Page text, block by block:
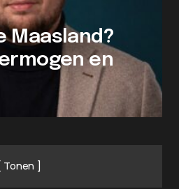
Maasland?
en
Tonen